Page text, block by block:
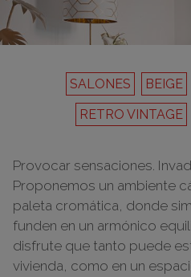
SALONES BEIGE
RETRO VINTAGE
Provocar sensaciones.
Proponemos un ambiente
paleta cromática, donde
funden en un armónico
disfrute que tanto puede
vivienda, como en un